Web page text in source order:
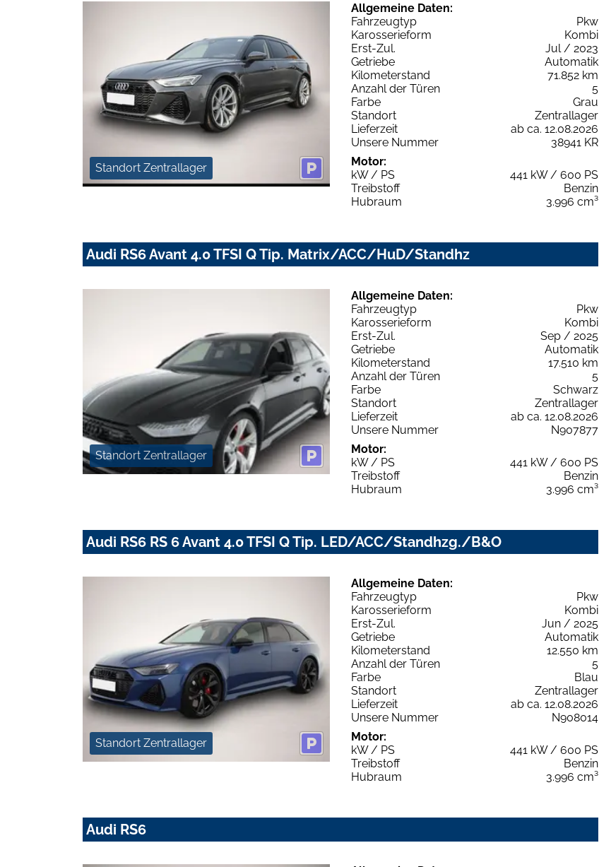
Standort Zentrallager
Allgemeine Daten:
Fahrzeugtyp
Pkw
Karosserieform
Kombi
Erst-Zul.
Jul / 2023
Getriebe
Automatik
Kilometerstand
71.852 km
Anzahl der Türen
5
Farbe
Grau
Standort
Zentrallager
Lieferzeit
ab ca. 12.08.2026
Unsere Nummer
38941 KR
Motor:
kW / PS
441 kW / 600 PS
Treibstoff
Benzin
Hubraum
3.996 cm³
Audi RS6 Avant 4.0 TFSI Q Tip. Matrix/ACC/HuD/Standhz
Standort Zentrallager
Allgemeine Daten:
Fahrzeugtyp
Pkw
Karosserieform
Kombi
Erst-Zul.
Sep / 2025
Getriebe
Automatik
Kilometerstand
17.510 km
Anzahl der Türen
5
Farbe
Schwarz
Standort
Zentrallager
Lieferzeit
ab ca. 12.08.2026
Unsere Nummer
N907877
Motor:
kW / PS
441 kW / 600 PS
Treibstoff
Benzin
Hubraum
3.996 cm³
Audi RS6 RS 6 Avant 4.0 TFSI Q Tip. LED/ACC/Standhzg./B&O
Standort Zentrallager
Allgemeine Daten:
Fahrzeugtyp
Pkw
Karosserieform
Kombi
Erst-Zul.
Jun / 2025
Getriebe
Automatik
Kilometerstand
12.550 km
Anzahl der Türen
5
Farbe
Blau
Standort
Zentrallager
Lieferzeit
ab ca. 12.08.2026
Unsere Nummer
N908014
Motor:
kW / PS
441 kW / 600 PS
Treibstoff
Benzin
Hubraum
3.996 cm³
Audi RS6